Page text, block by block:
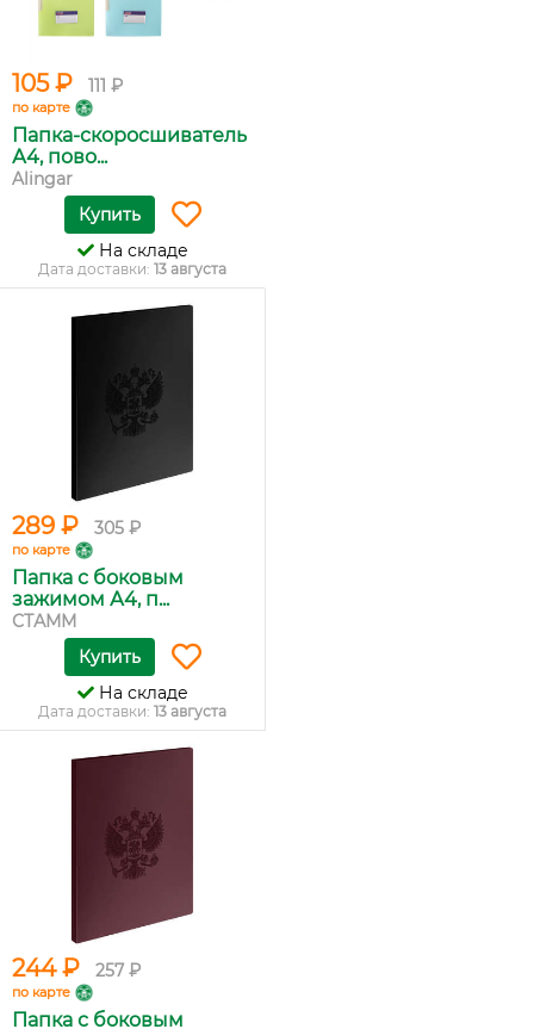
105 ₽ 111 ₽
по карте
Папка-скоросшиватель
А4, пово...
Alingar
Купить
На складе
Дата доставки: 13 августа
289 ₽ 305 ₽
по карте
Папка с боковым
зажимом А4, п...
СТАММ
Купить
На складе
Дата доставки: 13 августа
244 ₽ 257 ₽
по карте
Папка с боковым